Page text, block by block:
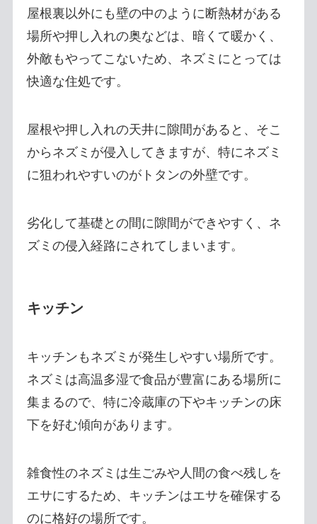
屋根裏以外にも壁の中のように断熱材がある
場所や押し入れの奥などは、暗くて暖かく、
外敵もやってこないため、ネズミにとっては
快適な住処です。
屋根や押し入れの天井に隙間があると、そこ
からネズミが侵入してきますが、特にネズミ
に狙われやすいのがトタンの外壁です。
劣化して基礎との間に隙間ができやすく、ネ
ズミの侵入経路にされてしまいます。
キッチン
キッチンもネズミが発生しやすい場所です。
ネズミは高温多湿で食品が豊富にある場所に
集まるので、特に冷蔵庫の下やキッチンの床
下を好む傾向があります。
雑食性のネズミは生ごみや人間の食べ残しを
エサにするため、キッチンはエサを確保する
のに格好の場所です。